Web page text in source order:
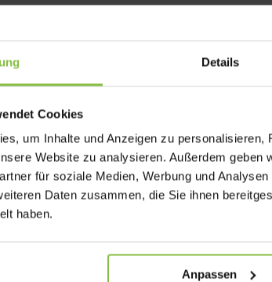
Details
Cookies
um Inhalte und Anzeigen zu
Website zu analysieren. Außerdem geben
für soziale Medien, Werbung und
Daten zusammen, die Sie ihnen
haben.
Anpassen